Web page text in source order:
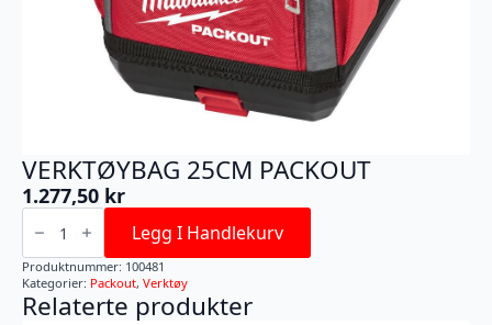
VERKTØYBAG 25CM PACKOUT
1.277,50 kr
VERKTØYBAG
25CM
PACKOUT
antall
Legg I Handlekurv
Produktnummer: 100481
Kategorier: Packout, Verktøy
Relaterte produkter